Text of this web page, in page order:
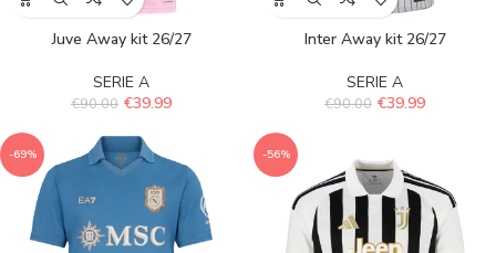
Juve Away kit 26/27
SERIE A
€90.00 €39.99
Inter Away kit 26/27
SERIE A
€90.00 €39.99
-69% -56%